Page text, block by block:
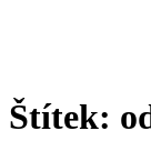
Štítek: